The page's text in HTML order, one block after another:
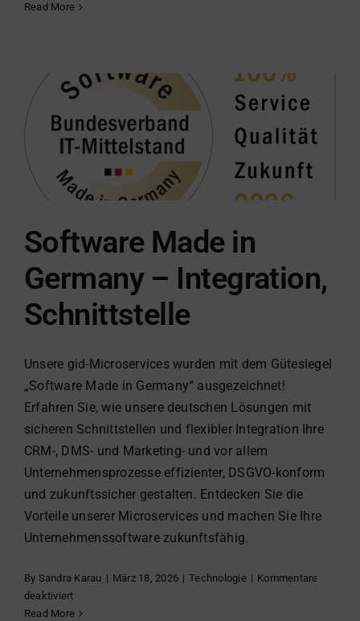
gid
2026
Read More
Software Made in
Germany – Integration,
Schnittstelle
Unsere gid-Microservices wurden mit dem Gütesiegel
„Software Made in Germany“ ausgezeichnet!
Erfahren Sie, wie unsere deutschen Lösungen mit
sicheren Schnittstellen und flexibler Integration Ihre
CRM-, DMS- und Marketing- und vor allem
Unternehmensprozesse effizienter, DSGVO-konform
und zukunftssicher gestalten. Entdecken Sie die
Vorteile unserer Microservices und machen Sie Ihre
Unternehmenssoftware zukunftsfähig.
By Sandra Karau | März 18, 2026 | Technologie | Kommentare
deaktiviertfür
Software
Read More